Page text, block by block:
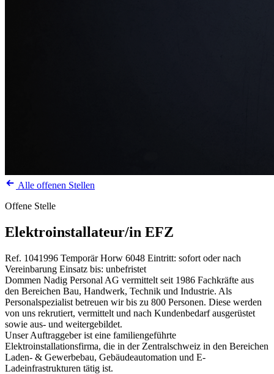
Alle offenen Stellen
Offene Stelle
Elektroinstallateur/in EFZ
Ref. 1041996 Temporär Horw 6048 Eintritt: sofort oder nach
Vereinbarung Einsatz bis: unbefristet
Dommen Nadig Personal AG vermittelt seit 1986 Fachkräfte aus
den Bereichen Bau, Handwerk, Technik und Industrie. Als
Personalspezialist betreuen wir bis zu 800 Personen. Diese werden
von uns rekrutiert, vermittelt und nach Kundenbedarf ausgerüstet
sowie aus- und weitergebildet.
Unser Auftraggeber ist eine familiengeführte
Elektroinstallationsfirma, die in der Zentralschweiz in den Bereichen
Laden- & Gewerbebau, Gebäudeautomation und E-
Ladeinfrastrukturen tätig ist.